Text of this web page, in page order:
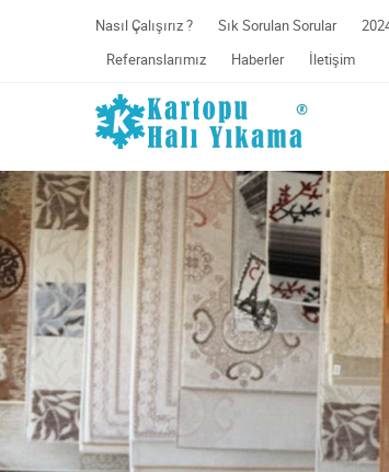
Nasıl Çalışırız ? Sık Sorulan Sorular
Referanslarımız
Haberler İletişim